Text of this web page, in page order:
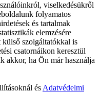
viselkedésükről
folyamatos
és tartalmak
elemzésére
szolgáltatókkal is
csatornáikon keresztül
akkor, ha Ön már használja
és Adatvédelmi